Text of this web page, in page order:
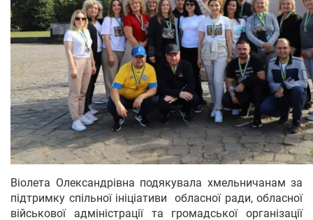
Віолета Олександрівна подякувала хмельничанам за
підтримку спільної ініціативи обласної ради, обласної
військової адміністрації та громадської організації